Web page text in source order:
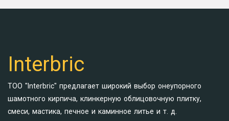
Interbric
ТОО "Interbric" предлагает широкий выбор онеупорного
шамотного кирпича, клинкерную облицовочную плитку,
смеси, мастика, печное и каминное литье и т. д.